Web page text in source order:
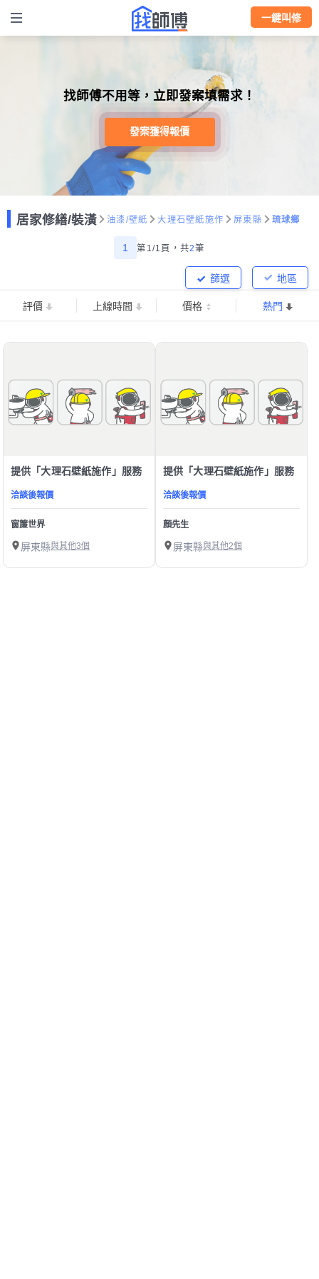
一鍵叫修
找師傅不用等，立即發案填需求！
發案獲得報價
居家修繕/裝潢 油漆/壁紙 大理石壁紙施作 屏東縣 琉球鄉
1 第1/1頁， 共2筆
地區
篩選
評價 上線時間 價格 熱門
提供「大理石壁紙施作」服務
洽談後報價
窗簾世界
屏東縣與其他3個
提供「大理石壁紙施作」服務
洽談後報價
顏先生
屏東縣與其他2個